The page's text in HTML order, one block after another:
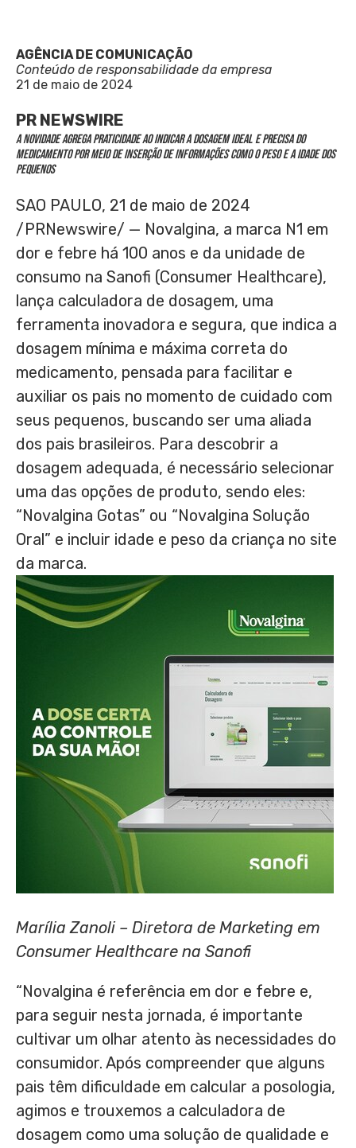
AGÊNCIA DE COMUNICAÇÃO
Conteúdo de responsabilidade da empresa
21 de maio de 2024
PR NEWSWIRE
A novidade agrega praticidade ao indicar a dosagem ideal e precisa do
medicamento por meio de inserção de informações como o peso e a idade dos
pequenos
SAO PAULO, 21 de maio de 2024
/PRNewswire/ — Novalgina, a marca N1 em
dor e febre há 100 anos e da unidade de
consumo na Sanofi (Consumer Healthcare),
lança calculadora de dosagem, uma
ferramenta inovadora e segura, que indica a
dosagem mínima e máxima correta do
medicamento, pensada para facilitar e
auxiliar os pais no momento de cuidado com
seus pequenos, buscando ser uma aliada
dos pais brasileiros. Para descobrir a
dosagem adequada, é necessário selecionar
uma das opções de produto, sendo eles:
“Novalgina Gotas” ou “Novalgina Solução
Oral” e incluir idade e peso da criança no site
da marca.
Marília Zanoli – Diretora de Marketing em
Consumer Healthcare na Sanofi
“Novalgina é referência em dor e febre e,
para seguir nesta jornada, é importante
cultivar um olhar atento às necessidades do
consumidor. Após compreender que alguns
pais têm dificuldade em calcular a posologia,
agimos e trouxemos a calculadora de
dosagem como uma solução de qualidade e